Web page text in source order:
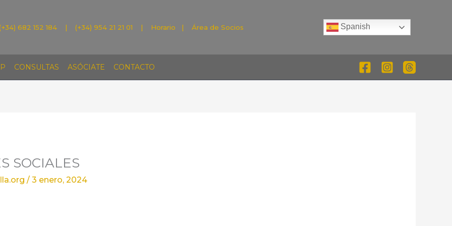
682 152 184 | (+34) 954 21 21 01 | Horario | Área de Socios Spanish
CONSULTAS ASÓCIATE CONTACTO
SOCIALES
/ 3 enero, 2024